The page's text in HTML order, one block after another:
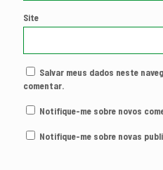
Site
Salvar meus dados neste
comentar.
Notifique-me sobre novos
Notifique-me sobre novas